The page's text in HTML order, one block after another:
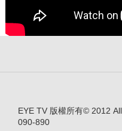
EYE TV 版權所有© 2012
090-890